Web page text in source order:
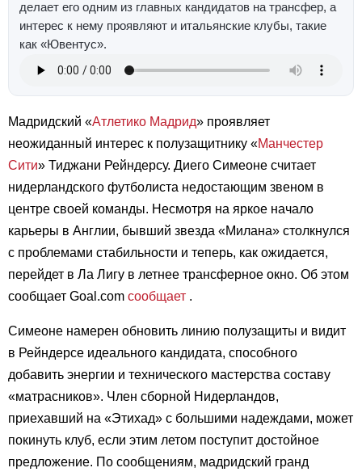
делает его одним из главных кандидатов на трансфер, а
интерес к нему проявляют и итальянские клубы, такие
как «Ювентус».
Мадридский «Атлетико Мадрид» проявляет
неожиданный интерес к полузащитнику «Манчестер
Сити» Тиджани Рейндерсу. Диего Симеоне считает
нидерландского футболиста недостающим звеном в
центре своей команды. Несмотря на яркое начало
карьеры в Англии, бывший звезда «Милана» столкнулся
с проблемами стабильности и теперь, как ожидается,
перейдет в Ла Лигу в летнее трансферное окно. Об этом
сообщает Goal.com сообщает .
Симеоне намерен обновить линию полузащиты и видит
в Рейндерсе идеального кандидата, способного
добавить энергии и технического мастерства составу
«матрасников». Член сборной Нидерландов,
приехавший на «Этихад» с большими надеждами, может
покинуть клуб, если этим летом поступит достойное
предложение. По сообщениям, мадридский гранд